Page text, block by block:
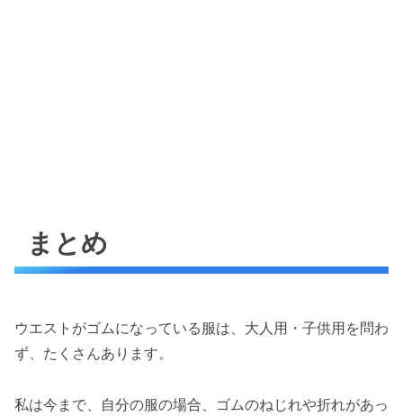
まとめ
ウエストがゴムになっている服は、大人用・子供用を問わ
ず、たくさんあります。
私は今まで、自分の服の場合、ゴムのねじれや折れがあっ